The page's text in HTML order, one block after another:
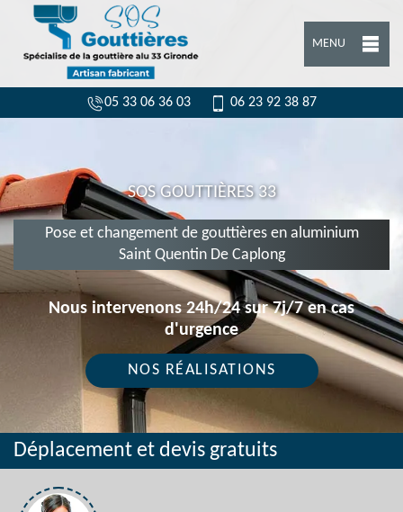
MENU
05 33 06 36 03 06 23 92 38 87
SOS GOUTTIÈRES 33
Pose et changement de gouttières en aluminium
Saint Quentin De Caplong
Nous intervenons 24h/24 sur 7j/7 en cas
d'urgence
NOS RÉALISATIONS
Déplacement et devis gratuits